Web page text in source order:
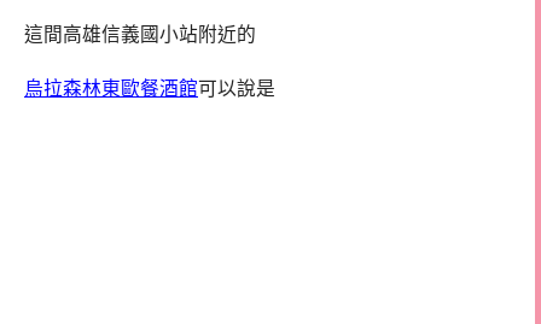
這間高雄信義國小站附近的
烏拉森林東歐餐酒館可以說是